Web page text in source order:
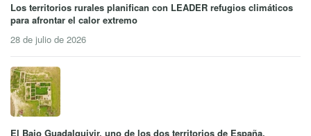
Los territorios rurales planifican con LEADER refugios climáticos
para afrontar el calor extremo
28 de julio de 2026
El Bajo Guadalquivir, uno de los dos territorios de España,